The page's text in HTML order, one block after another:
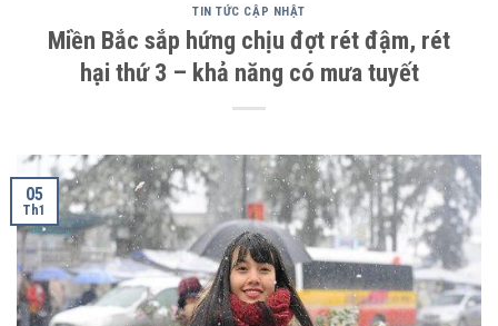
TIN TỨC CẬP NHẬT
Miền Bắc sắp hứng chịu đợt rét đậm, rét
hại thứ 3 – khả năng có mưa tuyết
05
Th1